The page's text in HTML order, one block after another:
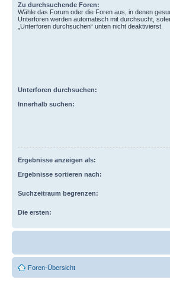
Zu durchsuchende Foren:
Wähle das Forum oder die Foren aus, in denen
Unterforen werden automatisch mit durchsucht,
„Unterforen durchsuchen“ unten nicht deaktivierst.
Unterforen durchsuchen:
Innerhalb suchen:
Ergebnisse anzeigen als:
Ergebnisse sortieren nach:
Suchzeitraum begrenzen:
Die ersten:
Foren-Übersicht